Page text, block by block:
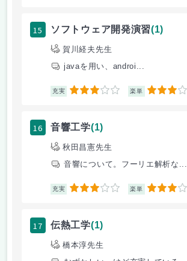
15 ソフトウェア開発演習(1)
賀川経夫先生
javaを用い、androi...
充実 3 楽単 3
16 音響工学(1)
秋田昌憲先生
音響について。フーリエ解析な...
充実 3 楽単 3
17 伝熱工学(1)
橋本淳先生